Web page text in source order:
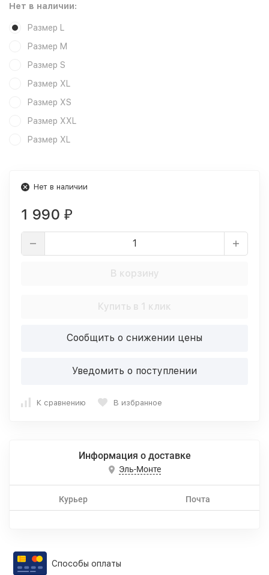
Нет в наличии:
Размер L
Размер M
Размер S
Размер XL
Размер XS
Размер XXL
Размер XL
Нет в наличии
1 990 ₽
В корзину
Купить в 1 клик
Сообщить о снижении цены
Уведомить о поступлении
К сравнению В избранное
Информация о доставке
Эль-Монте
Курьер Почта
Способы оплаты